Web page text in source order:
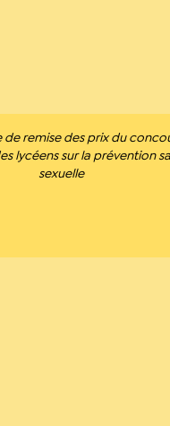
de remise des prix du
lycéens sur la prévention
sexuelle